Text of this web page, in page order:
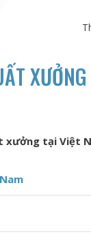
xưởng tại Việt